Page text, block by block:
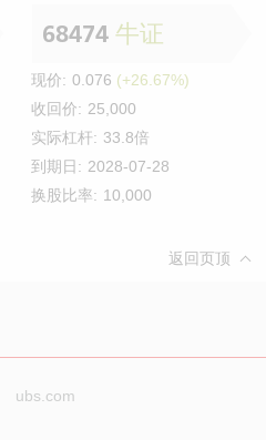
68474 牛证
现价: 0.076 (+26.67%)
收回价: 25,000
实际杠杆: 33.8倍
到期日: 2028-07-28
换股比率: 10,000
返回页顶
ubs.com